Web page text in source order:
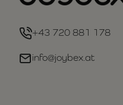
+43 720 881 178
info@joybex.at